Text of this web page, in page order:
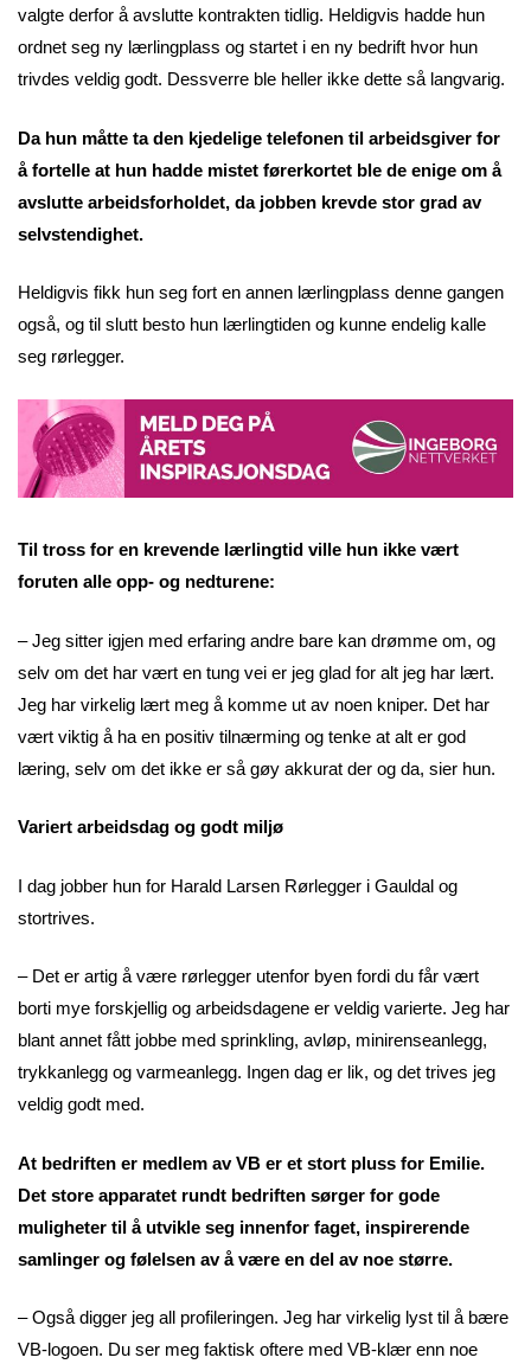
valgte derfor å avslutte kontrakten tidlig. Heldigvis hadde hun
ordnet seg ny lærlingplass og startet i en ny bedrift hvor hun
trivdes veldig godt. Dessverre ble heller ikke dette så langvarig.
Da hun måtte ta den kjedelige telefonen til arbeidsgiver for
å fortelle at hun hadde mistet førerkortet ble de enige om å
avslutte arbeidsforholdet, da jobben krevde stor grad av
selvstendighet.
Heldigvis fikk hun seg fort en annen lærlingplass denne gangen
også, og til slutt besto hun lærlingtiden og kunne endelig kalle
seg rørlegger.
Til tross for en krevende lærlingtid ville hun ikke vært
foruten alle opp- og nedturene:
– Jeg sitter igjen med erfaring andre bare kan drømme om, og
selv om det har vært en tung vei er jeg glad for alt jeg har lært.
Jeg har virkelig lært meg å komme ut av noen kniper. Det har
vært viktig å ha en positiv tilnærming og tenke at alt er god
læring, selv om det ikke er så gøy akkurat der og da, sier hun.
Variert arbeidsdag og godt miljø
I dag jobber hun for Harald Larsen Rørlegger i Gauldal og
stortrives.
– Det er artig å være rørlegger utenfor byen fordi du får vært
borti mye forskjellig og arbeidsdagene er veldig varierte. Jeg har
blant annet fått jobbe med sprinkling, avløp, minirenseanlegg,
trykkanlegg og varmeanlegg. Ingen dag er lik, og det trives jeg
veldig godt med.
At bedriften er medlem av VB er et stort pluss for Emilie.
Det store apparatet rundt bedriften sørger for gode
muligheter til å utvikle seg innenfor faget, inspirerende
samlinger og følelsen av å være en del av noe større.
– Også digger jeg all profileringen. Jeg har virkelig lyst til å bære
VB-logoen. Du ser meg faktisk oftere med VB-klær enn noe